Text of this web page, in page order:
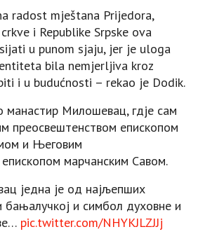
radost mještana Prijedora,
i Republike Srpske ova
u punom sjaju, jer je uloga
bila nemjerljiva kroz
i u budućnosti – rekao je Dodik.
манастир Милошевац, гдје сам
преосвештенствoм епископом
и Њeговим
марчанским Савом.
једна је од најљепших
бањалучкоj и симбол духовне и
pic.twitter.com/NHYKJLZJJj